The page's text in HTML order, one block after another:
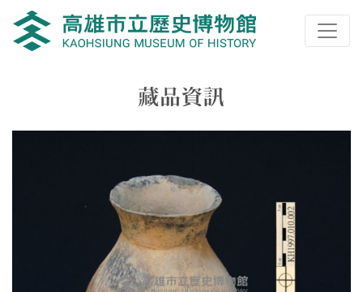
跳到主要內容
高雄市立歷史博物館
網頁導覽